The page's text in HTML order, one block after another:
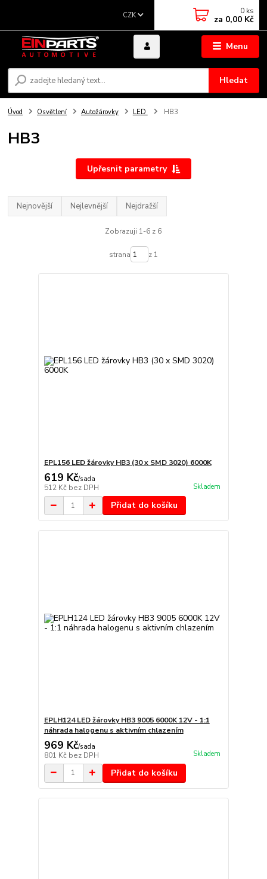
Menu
CZK
Hledat
0 ks
za 0,00 Kč
Úvod Osvětlení Autožárovky LED HB3
HB3
Upřesnit parametry
Nejnovější Nejlevnější Nejdražší
Zobrazuji 1-6 z 6
strana z 1
EPL156 LED žárovky HB3 (30 x SMD 3020) 6000K
619 Kč/sada
512 Kč bez DPH Skladem
Přidat do košíku
EPLH124 LED žárovky HB3 9005 6000K 12V - 1:1
náhrada halogenu s aktivním chlazením
969 Kč/sada
801 Kč bez DPH Skladem
Přidat do košíku